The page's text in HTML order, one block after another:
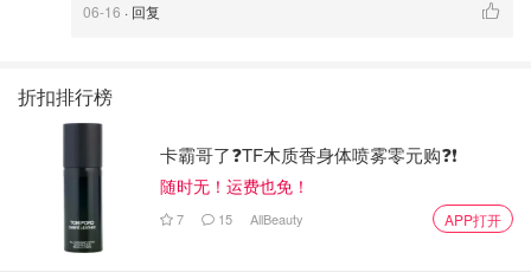
06-16 · 回复
折扣排行榜
卡霸哥了❓TF木质香身体喷雾零元购❓❗
随时无！运费也免！
7 15 AllBeauty APP打开